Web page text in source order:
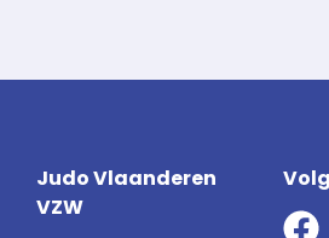
Judo Vlaanderen
VZW